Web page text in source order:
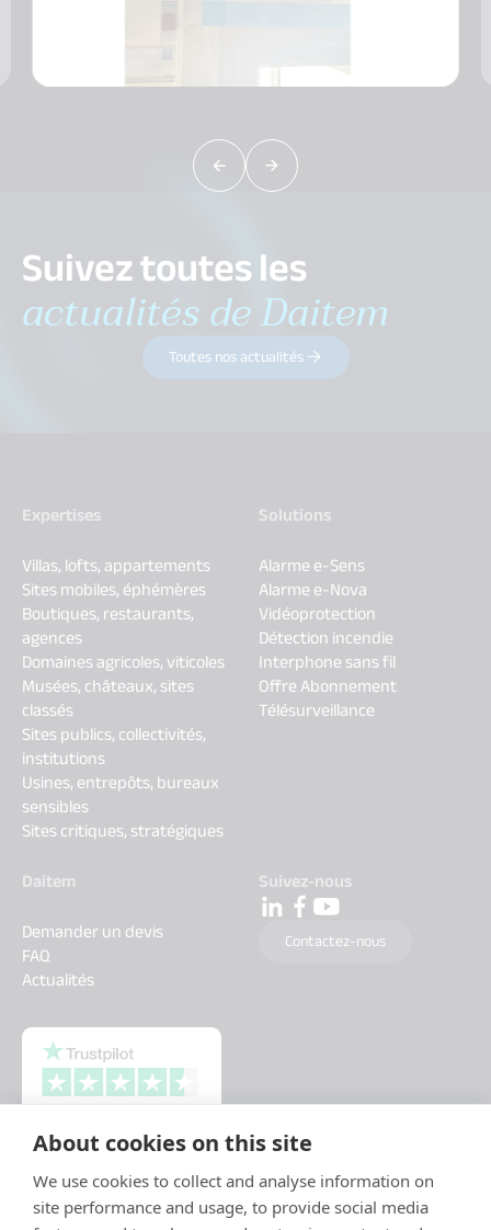
About cookies on this site
We use cookies to collect and analyse information on
site performance and usage, to provide social media
Suivez toutes les
actualités de Daitem
Toutes nos actualités
Expertises
Villas, lofts, appartements
Sites mobiles, éphémères
Boutiques, restaurants,
agences
Domaines agricoles, viticoles
Musées, châteaux, sites
classés
Sites publics, collectivités,
institutions
Usines, entrepôts, bureaux
sensibles
Sites critiques, stratégiques
Solutions
Alarme e-Sens
Alarme e-Nova
Vidéoprotection
Détection incendie
Interphone sans fil
Offre Abonnement
Télésurveillance
Daitem
Demander un devis
FAQ
Actualités
Suivez-nous
Contactez-nous